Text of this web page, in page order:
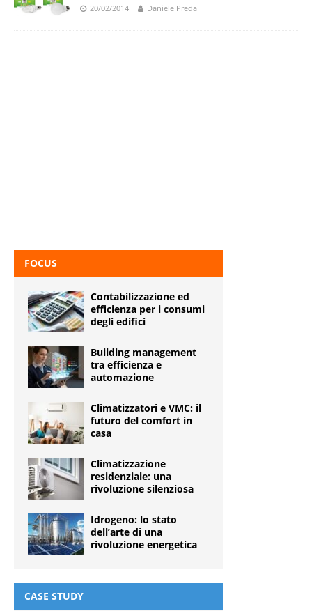
20/02/2014 Daniele Preda
FOCUS
Contabilizzazione ed
efficienza per i consumi
degli edifici
Building management
tra efficienza e
automazione
Climatizzatori e VMC: il
futuro del comfort in
casa
Climatizzazione
residenziale: una
rivoluzione silenziosa
Idrogeno: lo stato
dell’arte di una
rivoluzione energetica
CASE STUDY